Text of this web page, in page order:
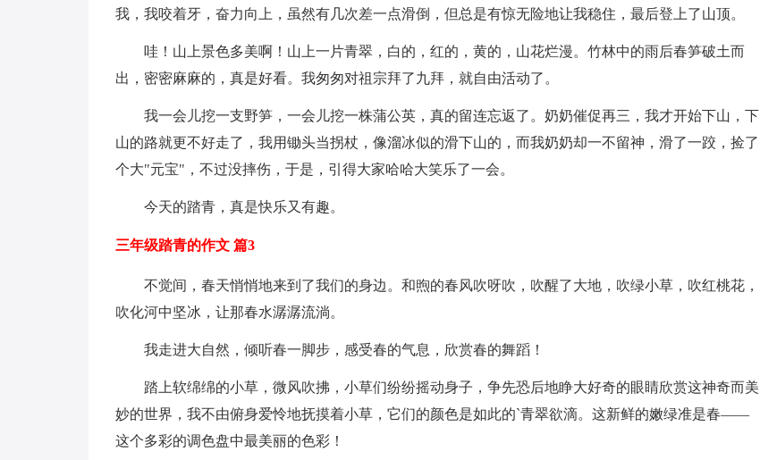
我，我咬着牙，奋力向上，虽然有几次差一点滑倒，但总是有惊无险地让我稳住，最后登上了山顶。
哇！山上景色多美啊！山上一片青翠，白的，红的，黄的，山花烂漫。竹林中的雨后春笋破土而
出，密密麻麻的，真是好看。我匆匆对祖宗拜了九拜，就自由活动了。
我一会儿挖一支野笋，一会儿挖一株蒲公英，真的留连忘返了。奶奶催促再三，我才开始下山，下
山的路就更不好走了，我用锄头当拐杖，像溜冰似的滑下山的，而我奶奶却一不留神，滑了一跤，捡了
个大"元宝"，不过没摔伤，于是，引得大家哈哈大笑乐了一会。
今天的踏青，真是快乐又有趣。
三年级踏青的作文 篇3
不觉间，春天悄悄地来到了我们的身边。和煦的春风吹呀吹，吹醒了大地，吹绿小草，吹红桃花，
吹化河中坚冰，让那春水潺潺流淌。
我走进大自然，倾听春一脚步，感受春的气息，欣赏春的舞蹈！
踏上软绵绵的小草，微风吹拂，小草们纷纷摇动身子，争先恐后地睁大好奇的眼睛欣赏这神奇而美
妙的世界，我不由俯身爱怜地抚摸着小草，它们的颜色是如此的`青翠欲滴。这新鲜的嫩绿准是春——
这个多彩的调色盘中最美丽的色彩！